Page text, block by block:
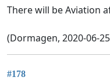
There will be Aviation
(Dormagen, 2020-06-
#178